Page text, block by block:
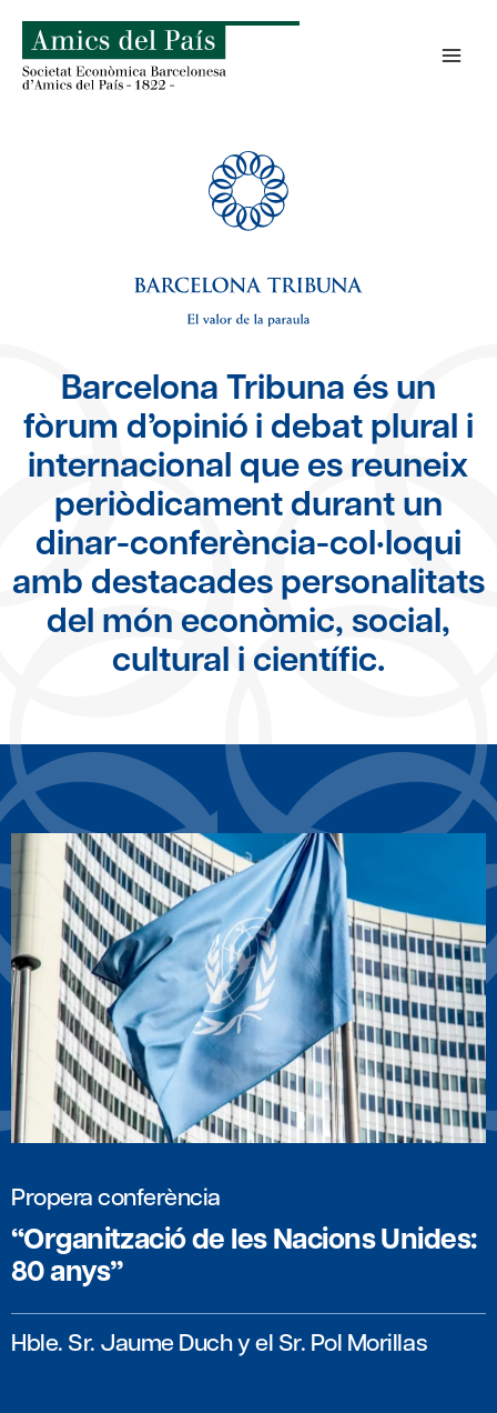
content
Barcelona Tribuna és un
fòrum d’opinió i debat plural i
internacional que es reuneix
periòdicament durant un
dinar-conferència-col·loqui
amb destacades personalitats
del món econòmic, social,
cultural i científic.
Propera conferència
“Organització de les Nacions Unides:
80 anys”
Hble. Sr. Jaume Duch y el Sr. Pol Morillas